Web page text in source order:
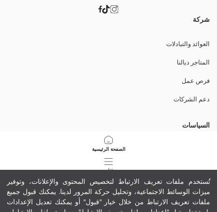
تُستخدم ملفات تعريف الارتباط لتخصيص المحتوى والإعلانات، وتوفير
ميزات الوسائط الاجتماعية، وتحليل حركة المرور لدينا. يمكنك قبول جميع
ملفات تعريف الارتباط من خلال خيار "قبول" أو يمكنك تعديل الإعدادات
الصفحة الرئيسية
فئات
سلة مشترياتي
1
شركة
العوائد والتبادلات
المتاجر ديالنا
فرص عمل
دعم الشركات
السياسات
شروط الاستعمال
سياسة ملفات تعريف الارتباط
حمّل تطبيقنا